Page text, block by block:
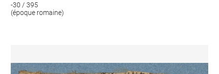
-30 / 395
(époque romaine)